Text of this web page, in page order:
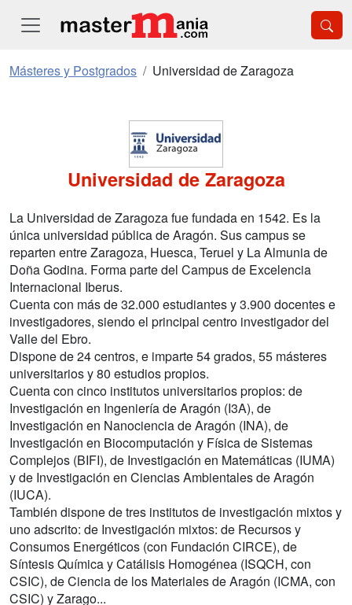
Másteres y Postgrados Universidad de Zaragoza
Universidad de Zaragoza
La Universidad de Zaragoza fue fundada en 1542. Es la
única universidad pública de Aragón. Sus campus se
reparten entre Zaragoza, Huesca, Teruel y La Almunia de
Doña Godina. Forma parte del Campus de Excelencia
Internacional Iberus.
Cuenta con más de 32.000 estudiantes y 3.900 docentes e
investigadores, siendo el principal centro investigador del
Valle del Ebro.
Dispone de 24 centros, e imparte 54 grados, 55 másteres
universitarios y 80 estudios propios.
Cuenta con cinco institutos universitarios propios: de
Investigación en Ingeniería de Aragón (I3A), de
Investigación en Nanociencia de Aragón (INA), de
Investigación en Biocomputación y Física de Sistemas
Complejos (BIFI), de Investigación en Matemáticas (IUMA)
y de Investigación en Ciencias Ambientales de Aragón
(IUCA).
También dispone de tres institutos de investigación mixtos y
uno adscrito: de Investigación mixtos: de Recursos y
Consumos Energéticos (con Fundación CIRCE), de
Síntesis Química y Catálisis Homogénea (ISQCH, con
CSIC), de Ciencia de los Materiales de Aragón (ICMA, con
CSIC) y Zarago...